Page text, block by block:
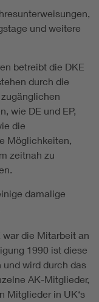
und weitere
betreibt die DKE
durch die
wie DE und EP,
die
Möglichkeiten,
zeitnah zu
damalige
war die Mitarbeit an
1990 ist diese
wird durch das
AK-Mitglieder,
Mitglieder in UK‘s